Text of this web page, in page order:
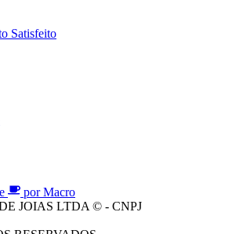
Satisfeito
e
por Macro
JOIAS LTDA © - CNPJ